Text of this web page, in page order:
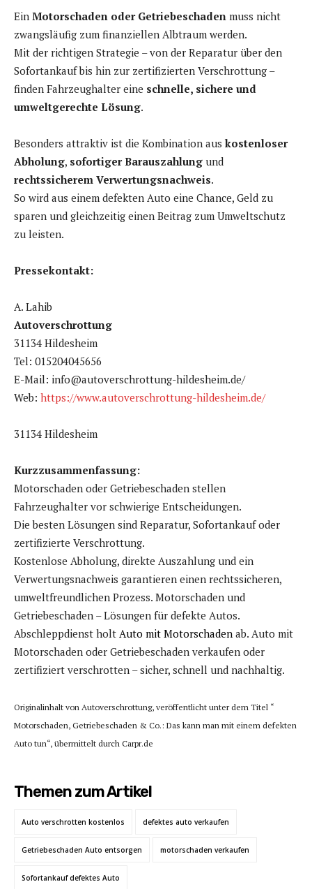
Ein Motorschaden oder Getriebeschaden muss nicht
zwangsläufig zum finanziellen Albtraum werden.
Mit der richtigen Strategie – von der Reparatur über den
Sofortankauf bis hin zur zertifizierten Verschrottung –
finden Fahrzeughalter eine schnelle, sichere und
umweltgerechte Lösung.
Besonders attraktiv ist die Kombination aus kostenloser
Abholung, sofortiger Barauszahlung und
rechtssicherem Verwertungsnachweis.
So wird aus einem defekten Auto eine Chance, Geld zu
sparen und gleichzeitig einen Beitrag zum Umweltschutz
zu leisten.
Pressekontakt:
A. Lahib
Autoverschrottung
31134 Hildesheim
Tel: 015204045656
E-Mail: info@autoverschrottung-hildesheim.de/
Web: https://www.autoverschrottung-hildesheim.de/
31134 Hildesheim
Kurzzusammenfassung:
Motorschaden oder Getriebeschaden stellen
Fahrzeughalter vor schwierige Entscheidungen.
Die besten Lösungen sind Reparatur, Sofortankauf oder
zertifizierte Verschrottung.
Kostenlose Abholung, direkte Auszahlung und ein
Verwertungsnachweis garantieren einen rechtssicheren,
umweltfreundlichen Prozess. Motorschaden und
Getriebeschaden – Lösungen für defekte Autos.
Abschleppdienst holt Auto mit Motorschaden ab. Auto mit
Motorschaden oder Getriebeschaden verkaufen oder
zertifiziert verschrotten – sicher, schnell und nachhaltig.
Originalinhalt von Autoverschrottung, veröffentlicht unter dem Titel “
Motorschaden, Getriebeschaden & Co.: Das kann man mit einem defekten
Auto tun“, übermittelt durch Carpr.de
Themen zum Artikel
Auto verschrotten kostenlos defektes auto verkaufen
Getriebeschaden Auto entsorgen motorschaden verkaufen
Sofortankauf defektes Auto